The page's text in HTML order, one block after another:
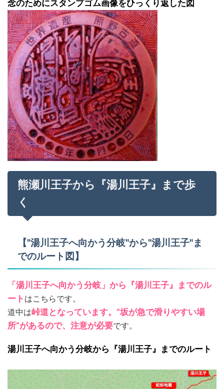
念のためにスタンプゴム画像をひっくり返した図
熊瀬川王子から『湯川王子』まで歩
く
【"湯川王子へ向かう分岐"から"湯川王子"ま
でのルート図】
「湯川王子へ向かう分岐」から『湯川王子』までのル
ート はこちらです。
道中は峠道となっています。”坂が急で滑りやすい場
所”があるので、注意が必要です。
湯川王子へ向かう分岐から『湯川王子』までのルート